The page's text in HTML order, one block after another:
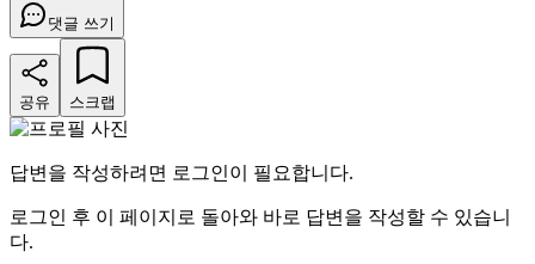
댓글 쓰기
공유 스크랩
답변을 작성하려면 로그인이 필요합니다.
로그인 후 이 페이지로 돌아와 바로 답변을 작성할 수 있습니
다.